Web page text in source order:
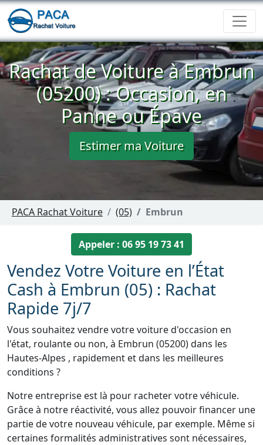
Rachat de Voiture à Embrun
(05200) : Occasion, en
Panne ou Épave
Estimer ma Voiture
PACA Rachat Voiture (05) Embrun
Appeler : 06 95 19 73 41
Vendez Votre Voiture en l’État
Cash à Embrun (05) : Rachat
Rapide 7j/7
Vous souhaitez vendre votre voiture d'occasion en
l'état, roulante ou non, à Embrun (05200) dans les
Hautes-Alpes , rapidement et dans les meilleures
conditions ?
Notre entreprise est là pour racheter votre véhicule.
Grâce à notre réactivité, vous allez pouvoir financer une
partie de votre nouveau véhicule, par exemple. Même si
certaines formalités administratives sont nécessaires,